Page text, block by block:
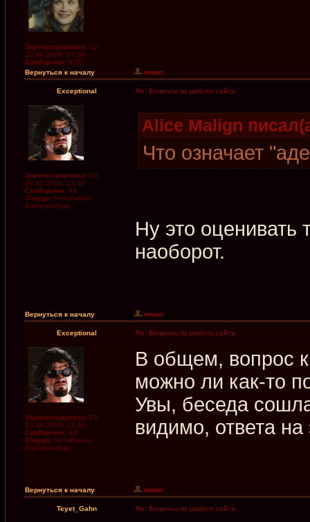
Зарегистрирован: Ср
20.09.2006, 07:38
Сообщения: 6781
Вернуться к началу
Exceptional Re: Вопросы по работе сайта
Зарегистрирован: Сб
10.10.2015, 13:44
Сообщения: 63
Откуда: Челябинск/
Екатеринбург
Alice Malign
Что означает
Ну это оценивать
наоборот.
Вернуться к началу
Exceptional Re: Вопросы по работе сайта
Зарегистрирован: Сб
10.10.2015, 13:44
Сообщения: 63
Откуда: Челябинск/
Екатеринбург
В общем, вопрос
можно ли как-то
Увы, беседа
видимо, ответа
Вернуться к началу
Teyet_Gahn Re: Вопросы по работе сайта